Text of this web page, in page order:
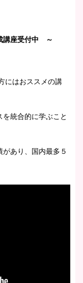
講座受付中 ～
にはおススメの講
統合的に学ぶこと
あり、国内最多５